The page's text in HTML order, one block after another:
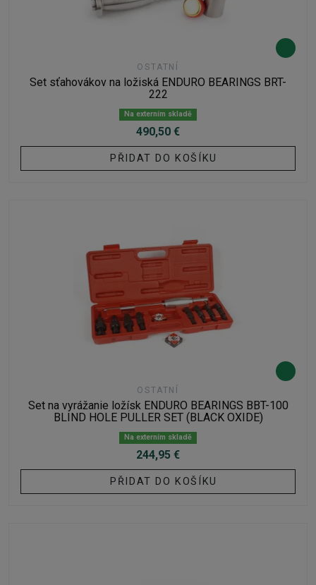
OSTATNÍ
Set sťahovákov na ložiská ENDURO BEARINGS BRT-
222
Na externím skladě
490,50 €
PŘIDAT DO KOŠÍKU
OSTATNÍ
Set na vyrážanie ložísk ENDURO BEARINGS BBT-100
BLIND HOLE PULLER SET (BLACK OXIDE)
Na externím skladě
244,95 €
PŘIDAT DO KOŠÍKU